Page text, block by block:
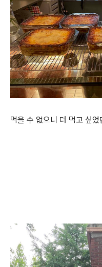
먹을 수 없으니 더 먹고 싶